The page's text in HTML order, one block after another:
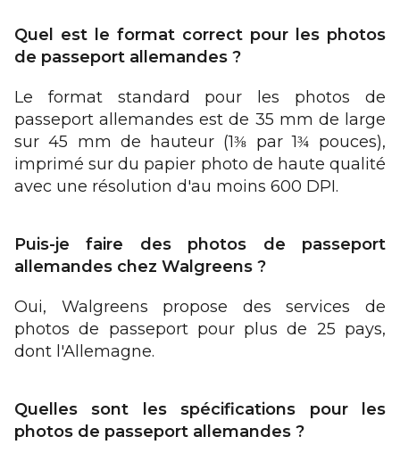
Quel est le format correct pour les photos
de passeport allemandes ?
Le format standard pour les photos de
passeport allemandes est de 35 mm de large
sur 45 mm de hauteur (1⅜ par 1¾ pouces),
imprimé sur du papier photo de haute qualité
avec une résolution d'au moins 600 DPI.
Puis-je faire des photos de passeport
allemandes chez Walgreens ?
Oui, Walgreens propose des services de
photos de passeport pour plus de 25 pays,
dont l'Allemagne.
Quelles sont les spécifications pour les
photos de passeport allemandes ?